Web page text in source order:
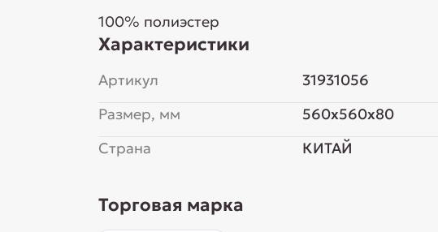
100% полиэстер
Характеристики
Артикул
31931056
Размер, мм
560x560x80
Страна
КИТАЙ
Торговая марка